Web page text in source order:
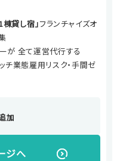
棟貸し宿」フランチャイズオ
が 全て運営代行する
チ業態雇用リスク・手間ゼ
加
ジへ